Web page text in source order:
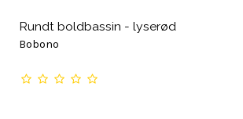
Rundt boldbassin - lyserød
Bobono